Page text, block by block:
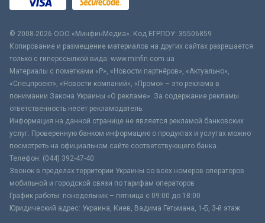
© 2008-2026 ООО «МинфинМедиа». Код ЕГРПОУ: 35506859
Копирование и размещение материалов на других сайтах разрешается
только с гиперссылкой вида: www.minfin.com.ua
Материалы с пометками «Р», «Новости партнёров», «Актуально»,
«Спецпроект», «Новости компаний», «Промо» – это реклама в
понимании Закона Украины «О рекламе». За содержание рекламы
ответственность несёт рекламодатель.
Информация на данной странице не является рекламой банковских
услуг. Проверенную банком информацию о продуктах и услугах можно
посмотреть на официальном сайте соответствующего банка.
Телефон: (044) 392-47-40
Звонок в пределах территории Украины со всех номеров операторов
мобильной и городской связи по тарифам операторов
График работы: понедельник – пятница с 09:00 до 18:00
Юридический адрес: Украина, Киев, Вадима Гетьмана, 1-Б, 3-й этаж